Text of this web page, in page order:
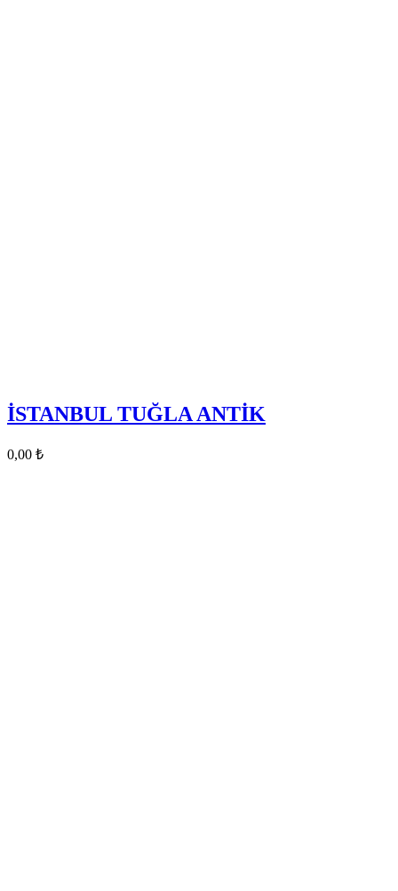
İSTANBUL TUĞLA ANTİK
0,00 ₺